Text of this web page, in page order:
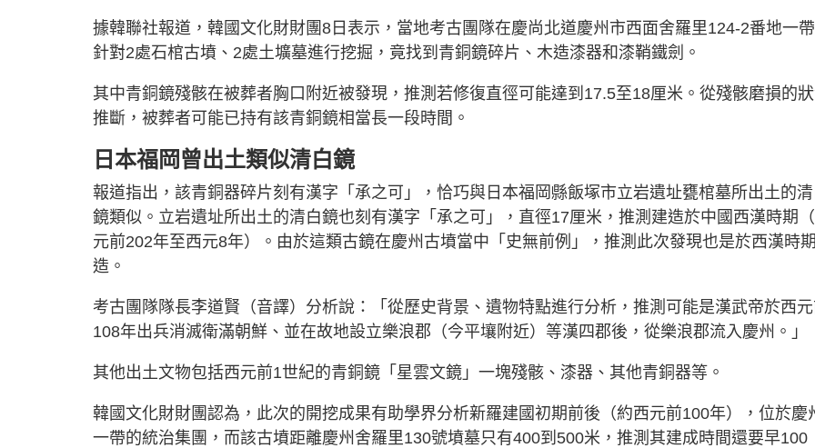
據韓聯社報道，韓國文化財財團8日表示，當地考古團隊在慶尚北道慶州市西面舍羅里124-2番地一帶
針對2處石棺古墳、2處土壙墓進行挖掘，竟找到青銅鏡碎片、木造漆器和漆鞘鐵劍。
其中青銅鏡殘骸在被葬者胸口附近被發現，推測若修復直徑可能達到17.5至18厘米。從殘骸磨損的
推斷，被葬者可能已持有該青銅鏡相當長一段時間。
日本福岡曾出土類似清白鏡
報道指出，該青銅器碎片刻有漢字「承之可」，恰巧與日本福岡縣飯塚市立岩遺址甕棺墓所出土的清
鏡類似。立岩遺址所出土的清白鏡也刻有漢字「承之可」，直徑17厘米，推測建造於中國西漢時期
元前202年至西元8年）。由於這類古鏡在慶州古墳當中「史無前例」，推測此次發現也是於西漢時
造。
考古團隊隊長李道賢（音譯）分析說：「從歷史背景、遺物特點進行分析，推測可能是漢武帝於西
108年出兵消滅衛滿朝鮮、並在故地設立樂浪郡（今平壤附近）等漢四郡後，從樂浪郡流入慶州。」
其他出土文物包括西元前1世紀的青銅鏡「星雲文鏡」一塊殘骸、漆器、其他青銅器等。
韓國文化財財團認為，此次的開挖成果有助學界分析新羅建國初期前後（約西元前100年），位於慶
一帶的統治集團，而該古墳距離慶州舍羅里130號墳墓只有400到500米，推測其建成時間還要早100